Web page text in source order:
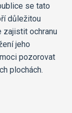
se tato
důležitou
zajistit ochranu
jeho
pozorovat
plochách.